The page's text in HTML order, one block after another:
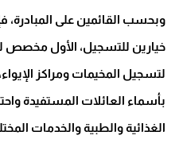
وبحسب القائمين على المبادرة،
خيارين للتسجيل، الأول مخصص
لتسجيل المخيمات ومراكز
بأسماء العائلات المستفيدة
الغذائية والطبية والخدمات